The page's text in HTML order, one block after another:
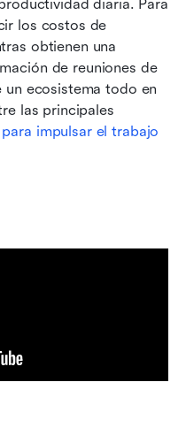
diaria. Para
los costos de
obtienen una
de reuniones de
un ecosistema todo en
impulsar el trabajo